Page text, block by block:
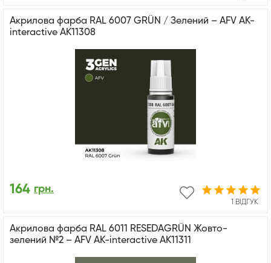
Акрилова фарба RAL 6007 GRÜN / Зелений – AFV АК-
interactive AK11308
1 ВІДГУК
164 грн.
Акрилова фарба RAL 6011 RESEDAGRÜN Жовто-
зелений №2 – AFV АК-interactive AK11311